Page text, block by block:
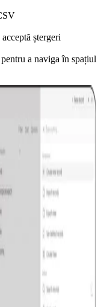
ștergeri
a naviga în spațiul